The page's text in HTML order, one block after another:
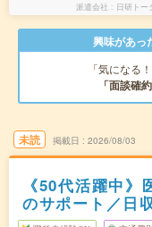
派遣会社 日研ト
興味があっ
「気になる
「面談確約
未読 掲載日 2026/08/03
《50代活躍中
のサポート／日